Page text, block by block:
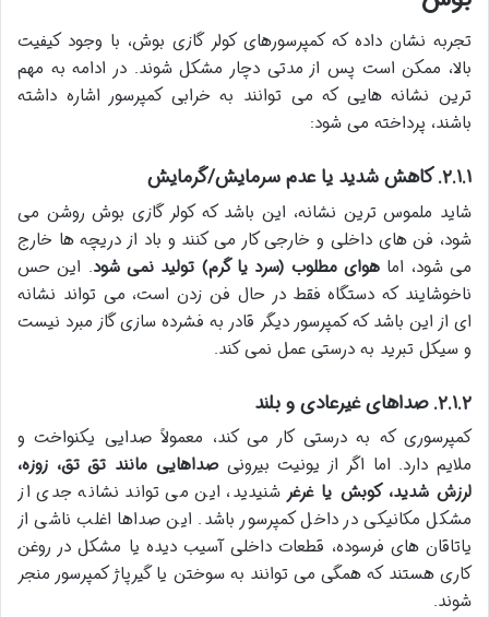
تجربه نشان داده که کمپرسورهای کولر گازی بوش، با وجود کیفیت
بالا، ممکن است پس از مدتی دچار مشکل شوند. در ادامه به مهم
ترین نشانه هایی که می توانند به خرابی کمپرسور اشاره داشته
باشند، پرداخته می شود:
۲.۱.۱. کاهش شدید یا عدم سرمایش/گرمایش
شاید ملموس ترین نشانه، این باشد که کولر گازی بوش روشن می
شود، فن های داخلی و خارجی کار می کنند و باد از دریچه ها خارج
می شود، اما هوای مطلوب (سرد یا گرم) تولید نمی شود. این حس
ناخوشایند که دستگاه فقط در حال فن زدن است، می تواند نشانه
ای از این باشد که کمپرسور دیگر قادر به فشرده سازی گاز مبرد نیست
و سیکل تبرید به درستی عمل نمی کند.
۲.۱.۲. صداهای غیرعادی و بلند
کمپرسوری که به درستی کار می کند، معمولاً صدایی یکنواخت و
ملایم دارد. اما اگر از یونیت بیرونیصداهایی مانند تق تق، زوزه،
لرزش شدید، کوبش یا غرغر شنیدید، این می تواند نشانه جدی از
مشکل مکانیکی در داخل کمپرسور باشد. این صداها اغلب ناشی از
یاتاقان های فرسوده، قطعات داخلی آسیب دیده یا مشکل در روغن
کاری هستند که همگی می توانند به سوختن یا گیرپاژ کمپرسور منجر
شوند.